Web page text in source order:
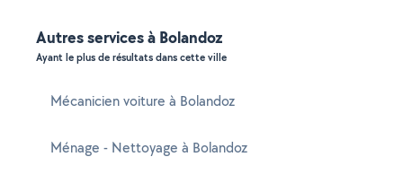
Autres services à Bolandoz
Ayant le plus de résultats dans cette ville
Mécanicien voiture à Bolandoz
Ménage - Nettoyage à Bolandoz